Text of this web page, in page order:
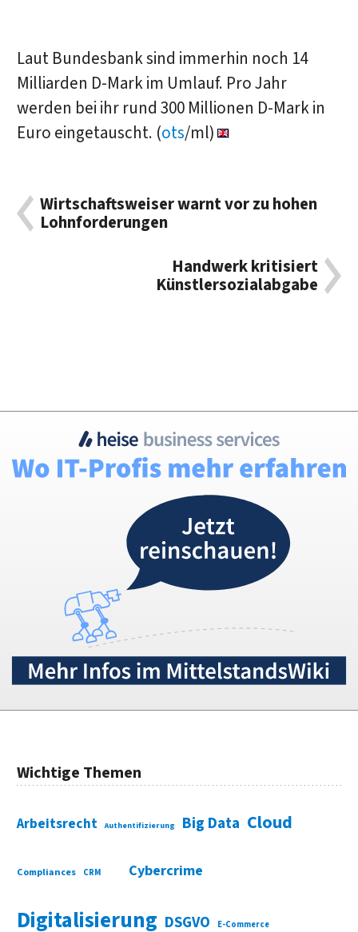
Laut Bundesbank sind immerhin noch 14
Milliarden D-Mark im Umlauf. Pro Jahr
werden bei ihr rund 300 Millionen D-Mark in
Euro eingetauscht. (ots/ml)
Wirtschaftsweiser warnt vor zu hohen
Lohnforderungen
Handwerk kritisiert
Künstlersozialabgabe
Wichtige Themen
Arbeitsrecht Authentifizierung Big Data Cloud
Compliances CRM Cybercrime
Digitalisierung DSGVO E-Commerce